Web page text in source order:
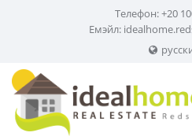
Телефон: +20
Емэйл: